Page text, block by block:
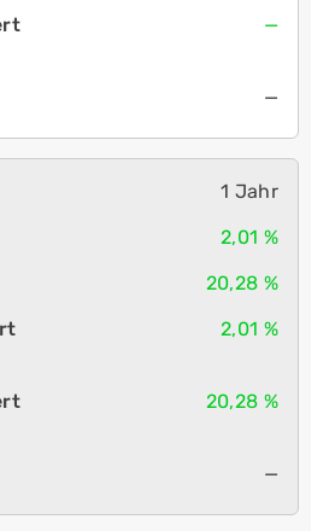
—
—
1 Jahr
2,01 %
20,28 %
2,01 %
20,28 %
—